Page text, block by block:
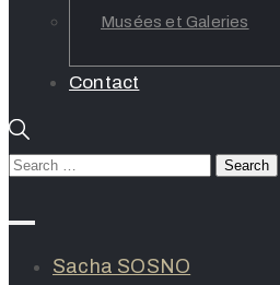
Musées et Galeries
Contact
Sacha SOSNO